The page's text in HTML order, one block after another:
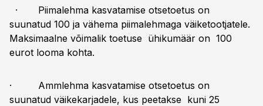
· Piimalehma kasvatamise otsetoetus on
suunatud 100 ja vähema piimalehmaga väiketootjatele.
Maksimaalne võimalik toetuse ühikumäär on 100
eurot looma kohta.
· Ammlehma kasvatamise otsetoetus on
suunatud väikekarjadele, kus peetakse kuni 25